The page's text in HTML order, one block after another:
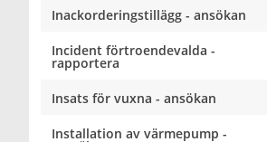
Inackorderingstillägg - ansökan
Incident förtroendevalda -
rapportera
Insats för vuxna - ansökan
Installation av värmepump -